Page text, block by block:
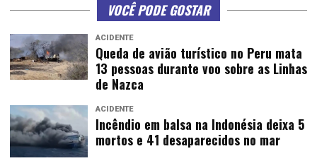
VOCÊ PODE GOSTAR
ACIDENTE
Queda de avião turístico no Peru mata
13 pessoas durante voo sobre as Linhas
de Nazca
ACIDENTE
Incêndio em balsa na Indonésia deixa 5
mortos e 41 desaparecidos no mar